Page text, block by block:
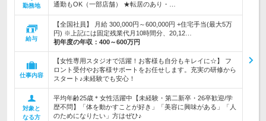
勤務地
通勤もOK（一部店舗） ★転居のあり・…
給与
【全国社員】 月給 300,000円～600,000円 +住宅手当(最大5万
円) ※上記には固定残業代月10時間分、20,12…
初年度の年収： 400～600万円
仕事内容
【女性専用スタジオで活躍！お客様も自分もキレイに☆】 フ
ロント受付やお客様サポートをお任せします。充実の研修から
スタート♪未経験でも安心！
対象と
なる方
平均年齢25歳＊女性活躍中【未経験・第二新卒・26卒歓迎/学
歴不問】「体を動かすことが好き」「美容に興味がある」「人
のためになりたい」方はぜひ♪